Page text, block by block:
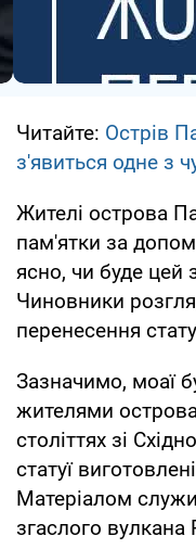
Читайте: Острів
з'явиться одне з
Жителі острова
пам'ятки за
ясно, чи буде цей
Чиновники
перенесення
Зазначимо, моаї
жителями
століттях зі
статуї
Матеріалом
згаслого вулкана